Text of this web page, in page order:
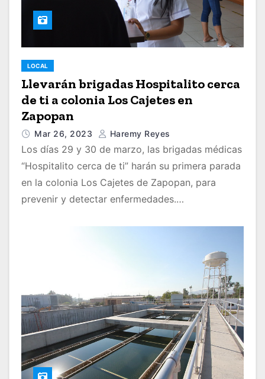
LOCAL
Llevarán brigadas Hospitalito cerca
de ti a colonia Los Cajetes en
Zapopan
Mar 26, 2023 Haremy Reyes
Los días 29 y 30 de marzo, las brigadas médicas
“Hospitalito cerca de ti” harán su primera parada
en la colonia Los Cajetes de Zapopan, para
prevenir y detectar enfermedades.…